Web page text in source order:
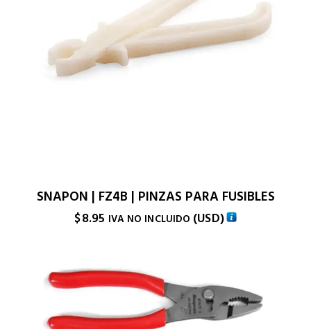
SNAPON | FZ4B | PINZAS PARA FUSIBLES
$8.95 IVA NO INCLUIDO (USD)